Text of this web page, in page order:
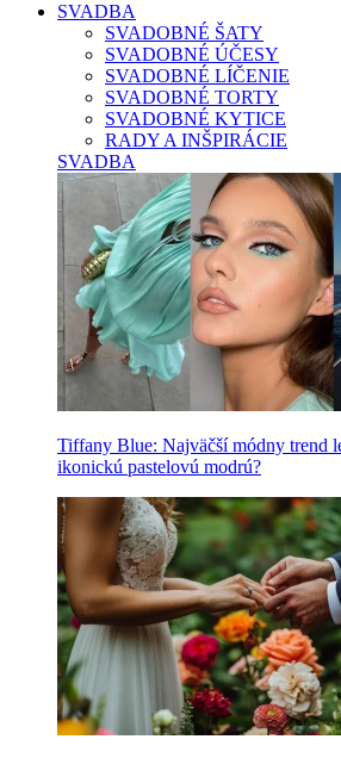
SVADBA
SVADOBNÉ ŠATY
SVADOBNÉ ÚČESY
SVADOBNÉ LÍČENIE
SVADOBNÉ TORTY
SVADOBNÉ KYTICE
RADY A INŠPIRÁCIE
SVADBA
Tiffany Blue: Najväčší módny trend
ikonickú pastelovú modrú?